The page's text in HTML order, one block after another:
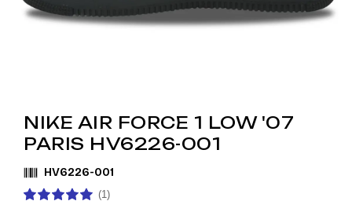
NIKE AIR FORCE 1 LOW '07
PARIS HV6226-001
HV6226-001
(1)